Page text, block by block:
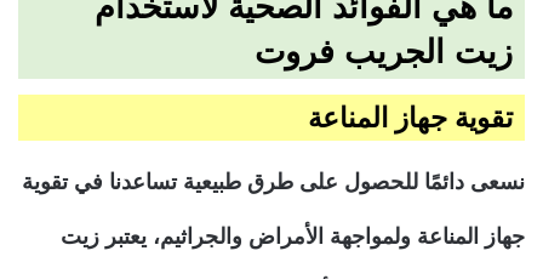
زيت الجريب فروت
تقوية جهاز المناعة
نسعى دائمًا للحصول على طرق طبيعية تساعدنا في تقوية
جهاز المناعة ولمواجهة الأمراض والجراثيم، يعتبر زيت